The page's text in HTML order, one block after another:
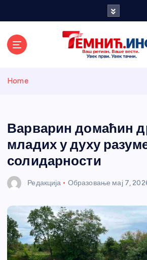
и
Home
Варварин домаћин
младих у духу
солидарности
Редакција Образовање мај 7,